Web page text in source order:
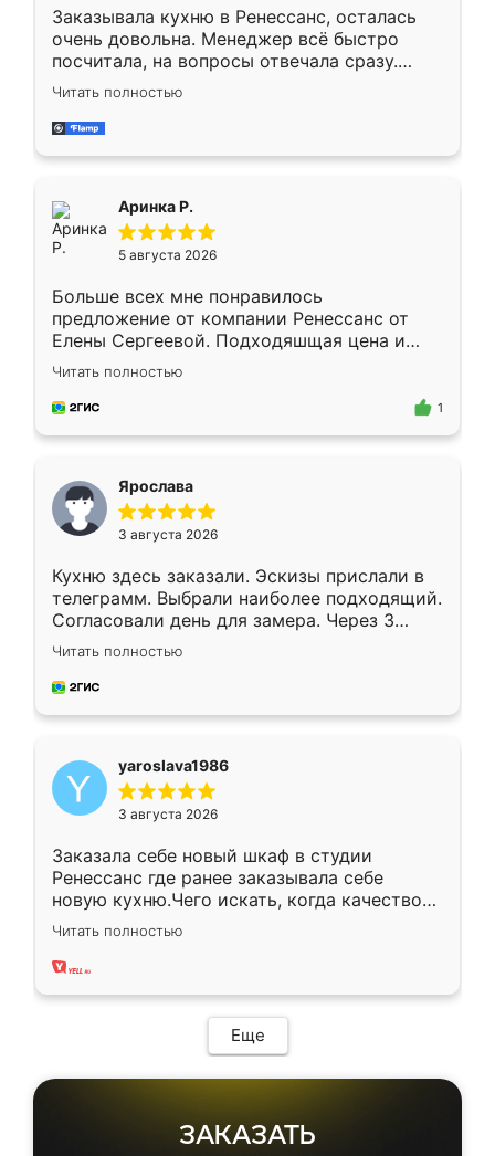
Заказывала кухню в Ренессанс, осталась
очень довольна. Менеджер всё быстро
посчитала, на вопросы отвечала сразу.
Замерщик приехал в субботу, подошёл к
делу со всей ответственностью. Собрали
за день, ребята работали аккуратно, даже
Читать полностью
Аринка Р.
5 августа 2026
Больше всех мне понравилось
предложение от компании Ренессанс от
Елены Сергеевой. Подходяшщая цена и
короткие сроки изготовления. Приехавший
для замера сотрудник Владислав
предложил по моему эскизу самый
Читать полностью
1
Ярослава
3 августа 2026
Кухню здесь заказали. Эскизы прислали в
телеграмм. Выбрали наиболее подходящий.
Согласовали день для замера. Через 3
недели кухня была уже готова. Остались
довольны работой. Спасибо Ренессанс
мебель за качественную работу!
Читать полностью
yaroslava1986
3 августа 2026
Заказала себе новый шкаф в студии
Ренессанс где ранее заказывала себе
новую кухню.Чего искать, когда качеством
вполне довольна. Служит кухня уже почти
два года, нареканий нет.
Читать полностью
Еще
ЗАКАЗАТЬ